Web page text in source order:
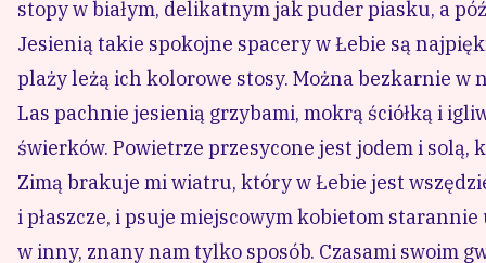
stopy w białym, delikatnym jak puder piasku, a
Jesienią takie spokojne spacery w Łebie są
plaży leżą ich kolorowe stosy. Można bezkarnie w
Las pachnie jesienią grzybami, mokrą ściółką i
świerków. Powietrze przesycone jest jodem i solą,
Zimą brakuje mi wiatru, który w Łebie jest
i płaszcze, i psuje miejscowym kobietom
w inny, znany nam tylko sposób. Czasami swoim